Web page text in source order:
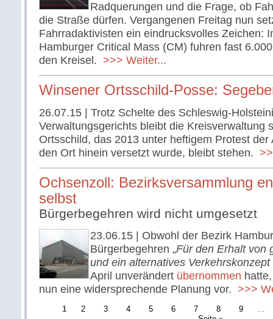
Radquerungen und die Frage, ob
die Straße dürfen. Vergangenen Freitag nun
Fahrradaktivisten ein eindrucksvolles Zeichen:
Hamburger Critical Mass (CM) fuhren fast
den Kreisel. >>> Weiter...
Winsener Ortsschild-Posse:
26.07.15 | Trotz Schelte des Schleswig-
Verwaltungsgerichts bleibt die Kreisverwaltung
Ortsschild, das 2013 unter heftigem Protest der
den Ort hinein versetzt wurde, bleibt stehen.
Ochsenzoll: Bezirksversammlung
selbst
Bürgerbegehren wird nicht umgesetzt
23.06.15 | Obwohl der Bezirk
Bürgerbegehren „Für den Erhalt von
und ein alternatives
April unverändert übernommen
nun eine widersprechende Planung vor. >>>
1 2 3 4 5 6 7 8 9